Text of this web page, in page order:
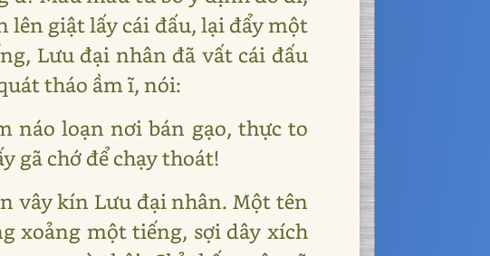
lên giật lấy cái đấu, lại đẩy một
Lưu đại nhân đã vất cái đấu
tháo ầm ĩ, nói:
náo loạn nơi bán gạo, thực to
gã chớ để chạy thoát!
vây kín Lưu đại nhân. Một tên
xoảng một tiếng, sợi dây xích